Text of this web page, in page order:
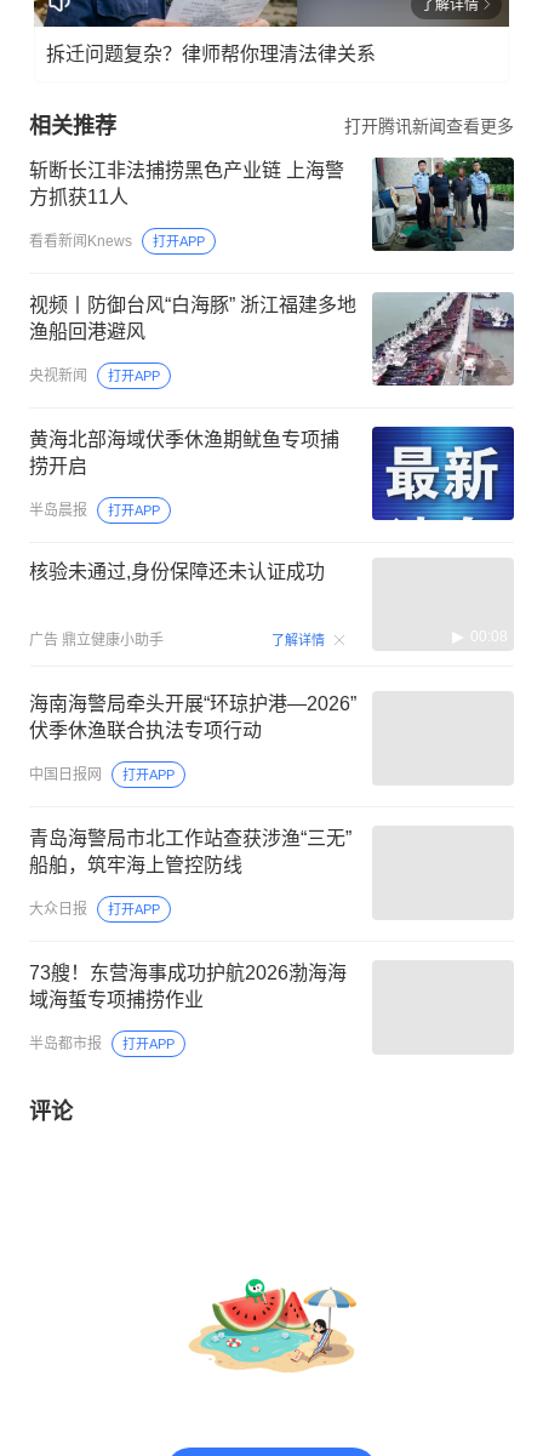
了解详情
拆迁问题复杂？律师帮你理清法律关系
相关推荐 打开腾讯新闻查看更多
斩断长江非法捕捞黑色产业链 上海警
方抓获11人
看看新闻Knews 打开APP
视频丨防御台风“白海豚” 浙江福建多地
渔船回港避风
央视新闻 打开APP
黄海北部海域伏季休渔期鱿鱼专项捕
捞开启
半岛晨报 打开APP
核验未通过,身份保障还未认证成功
广告 鼎立健康小助手 了解详情 00:08
海南海警局牵头开展“环琼护港—2026”
伏季休渔联合执法专项行动
中国日报网 打开APP
青岛海警局市北工作站查获涉渔“三无”
船舶，筑牢海上管控防线
大众日报 打开APP
73艘！东营海事成功护航2026渤海海
域海蜇专项捕捞作业
半岛都市报 打开APP
评论